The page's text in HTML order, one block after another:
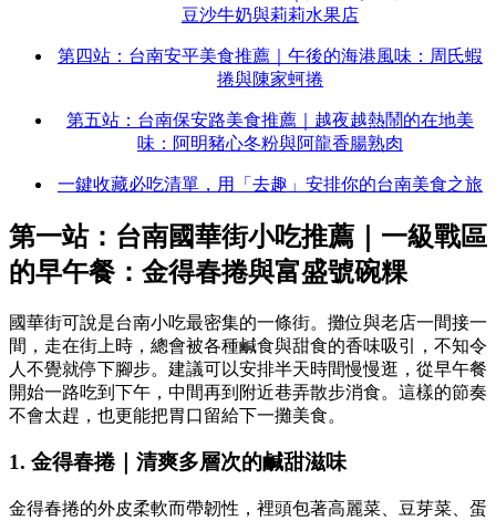
豆沙牛奶與莉莉水果店
第四站：台南安平美食推薦｜午後的海港風味：周氏蝦
捲與陳家蚵捲
第五站：台南保安路美食推薦｜越夜越熱鬧的在地美
味：阿明豬心冬粉與阿龍香腸熟肉
一鍵收藏必吃清單，用「去趣」安排你的台南美食之旅
第一站：台南國華街小吃推薦｜一級戰區
的早午餐：金得春捲與富盛號碗粿
國華街可說是台南小吃最密集的一條街。攤位與老店一間接一
間，走在街上時，總會被各種鹹食與甜食的香味吸引，不知令
人不覺就停下腳步。建議可以安排半天時間慢慢逛，從早午餐
開始一路吃到下午，中間再到附近巷弄散步消食。這樣的節奏
不會太趕，也更能把胃口留給下一攤美食。
1. 金得春捲｜清爽多層次的鹹甜滋味
金得春捲的外皮柔軟而帶韌性，裡頭包著高麗菜、豆芽菜、蛋